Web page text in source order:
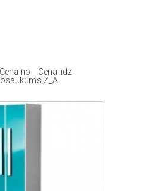
Cena no
Cena līdz
Z_A